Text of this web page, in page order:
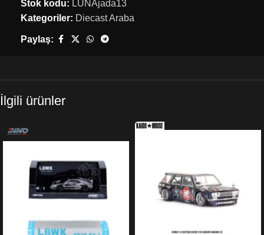
Stok kodu: LUNAjada13
Kategoriler: Diecast Araba
Paylaş:
İlgili ürünler